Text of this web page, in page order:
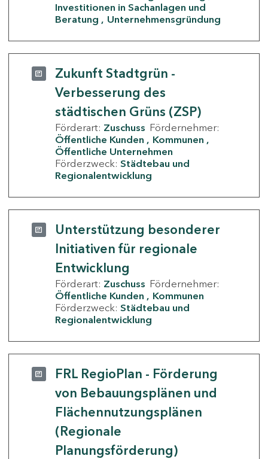
Investitionen in Sachanlagen und
Beratung
Unternehmensgründung
Zukunft Stadtgrün -
Verbesserung des
städtischen Grüns (ZSP)
Förderart: Zuschuss Fördernehmer:
Öffentliche Kunden
Kommunen
Öffentliche Unternehmen
Förderzweck: Städtebau und
Regionalentwicklung
Unterstützung besonderer
Initiativen für regionale
Entwicklung
Förderart: Zuschuss Fördernehmer:
Öffentliche Kunden
Kommunen
Förderzweck: Städtebau und
Regionalentwicklung
FRL RegioPlan - Förderung
von Bebauungsplänen und
Flächennutzungsplänen
(Regionale
Planungsförderung)